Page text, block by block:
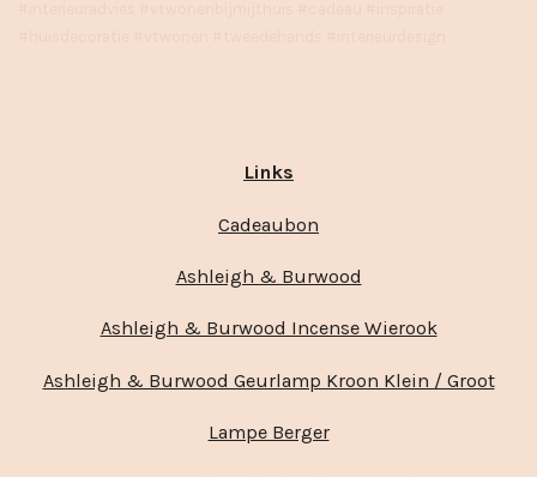
Links
Cadeaubon
Ashleigh & Burwood
Ashleigh & Burwood Incense Wierook
Ashleigh & Burwood Geurlamp Kroon Klein / Groot
Lampe Berger